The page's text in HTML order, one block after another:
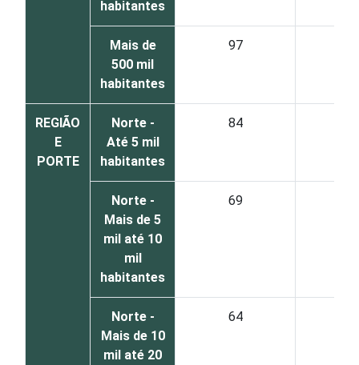
habitantes
Mais de
500 mil
habitantes
97
REGIÃO
E
PORTE
Norte -
Até 5 mil
habitantes
84
Norte -
Mais de 5
mil até 10
mil
habitantes
69
Norte -
Mais de 10
mil até 20
64